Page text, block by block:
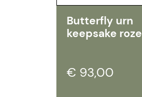
Butterfly urn
keepsake roze
€ 93,00